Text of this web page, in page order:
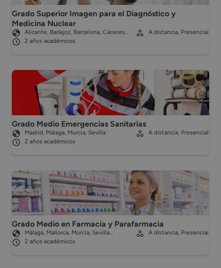
Grado Superior Imagen para el Diagnóstico y
Medicina Nuclear
Alicante, Badajoz, Barcelona, Cáceres…
2 años académicos
A distancia, Presencial
Grado Medio Emergencias Sanitarias
Madrid, Málaga, Murcia, Sevilla
2 años académicos
A distancia, Presencial
Grado Medio en Farmacia y Parafarmacia
Málaga, Mallorca, Murcia, Sevilla…
2 años académicos
A distancia, Presencial